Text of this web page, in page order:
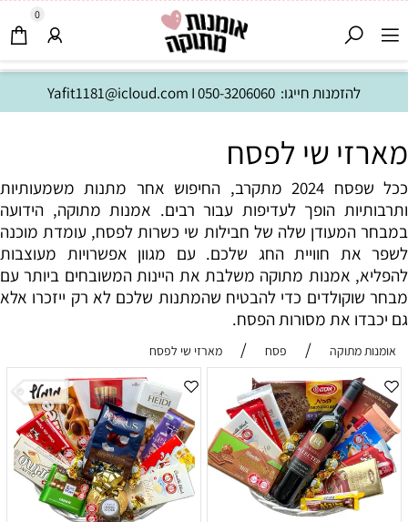
להזמנות חייגו: Yafit1181@icloud.com I050-3206060
0
מארזי שי לפסח
ככל שפסח 2024 מתקרב, החיפוש אחר מתנות משמעותיות
ותרבותיות הופך לעדיפות עבור רבים. אמנות מתוקה, הידועה
במבחר המעודן שלה של חבילות שי כשרות לפסח, עומדת מוכנה
לשפר את חוויית החג שלכם. עם מגוון אפשרויות מעוצבות
להפליא, אמנות מתוקה משלבת את היינות המשובחים ביותר עם
מבחר שוקולדים כדי להבטיח שהמתנות שלכם לא רק ייזכרו אלא
גם יכבדו את מסורות הפסח.
אומנות מתוקה / פסח / מארזי שי לפסח